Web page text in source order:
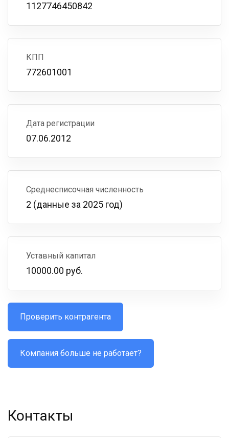
1127746450842
КПП
772601001
Дата регистрации
07.06.2012
Среднесписочная численность
2 (данные за 2025 год)
Уставный капитал
10000.00 руб.
Проверить контрагента
Компания больше не работает?
Контакты